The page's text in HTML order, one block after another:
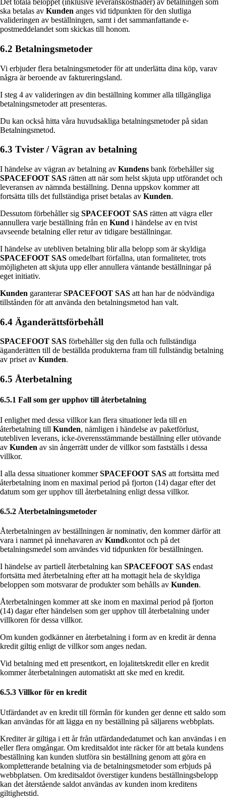
Det totala beloppet (inklusive leveranskostnader) av betalningen som
ska betalas av Kunden anges vid tidpunkten för den slutliga
valideringen av beställningen, samt i det sammanfattande e-
postmeddelandet som skickas till honom.
6.2 Betalningsmetoder
Vi erbjuder flera betalningsmetoder för att underlätta dina köp, varav
några är beroende av faktureringsland.
I steg 4 av valideringen av din beställning kommer alla tillgängliga
betalningsmetoder att presenteras.
Du kan också hitta våra huvudsakliga betalningsmetoder på sidan
Betalningsmetod.
6.3 Tvister / Vägran av betalning
I händelse av vägran av betalning av Kundens bank förbehåller sig
SPACEFOOT SAS rätten att när som helst skjuta upp utförandet och
leveransen av nämnda beställning. Denna uppskov kommer att
fortsätta tills det fullständiga priset betalas av Kunden.
Dessutom förbehåller sig SPACEFOOT SAS rätten att vägra eller
annullera varje beställning från en Kund i händelse av en tvist
avseende betalning eller retur av tidigare beställningar.
I händelse av utebliven betalning blir alla belopp som är skyldiga
SPACEFOOT SAS omedelbart förfallna, utan formaliteter, trots
möjligheten att skjuta upp eller annullera väntande beställningar på
eget initiativ.
Kunden garanterarSPACEFOOT SAS att han har de nödvändiga
tillstånden för att använda den betalningsmetod han valt.
6.4 Äganderättsförbehåll
SPACEFOOT SAS förbehåller sig den fulla och fullständiga
äganderätten till de beställda produkterna fram till fullständig betalning
av priset av Kunden.
6.5 Återbetalning
6.5.1 Fall som ger upphov till återbetalning
I enlighet med dessa villkor kan flera situationer leda till en
återbetalning till Kunden, nämligen i händelse av paketförlust,
utebliven leverans, icke-överensstämmande beställning eller utövande
av Kunden av sin ångerrätt under de villkor som fastställs i dessa
villkor.
I alla dessa situationer kommerSPACEFOOT SAS att fortsätta med
återbetalning inom en maximal period på fjorton (14) dagar efter det
datum som ger upphov till återbetalning enligt dessa villkor.
6.5.2 Återbetalningsmetoder
Återbetalningen av beställningen är nominativ, den kommer därför att
vara i namnet på innehavaren av Kundkontot och på det
betalningsmedel som användes vid tidpunkten för beställningen.
I händelse av partiell återbetalning kan SPACEFOOT SAS endast
fortsätta med återbetalning efter att ha mottagit hela de skyldiga
beloppen som motsvarar de produkter som behålls av Kunden.
Återbetalningen kommer att ske inom en maximal period på fjorton
(14) dagar efter händelsen som ger upphov till återbetalning under
villkoren för dessa villkor.
Om kunden godkänner en återbetalning i form av en kredit är denna
kredit giltig enligt de villkor som anges nedan.
Vid betalning med ett presentkort, en lojalitetskredit eller en kredit
kommer återbetalningen automatiskt att ske med en kredit.
6.5.3 Villkor för en kredit
Utfärdandet av en kredit till förmån för kunden ger denne ett saldo som
kan användas för att lägga en ny beställning på säljarens webbplats.
Krediter är giltiga i ett år från utfärdandedatumet och kan användas i en
eller flera omgångar. Om kreditsaldot inte räcker för att betala kundens
beställning kan kunden slutföra sin beställning genom att göra en
kompletterande betalning via de betalningsmetoder som erbjuds på
webbplatsen. Om kreditsaldot överstiger kundens beställningsbelopp
kan det återstående saldot användas av kunden inom kreditens
giltighetstid.